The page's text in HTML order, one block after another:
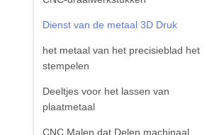
Dienst van de metaal 3D Druk
het metaal van het precisieblad het
stempelen
Deeltjes voor het lassen van
plaatmetaal
CNC Malen dat Delen machinaal